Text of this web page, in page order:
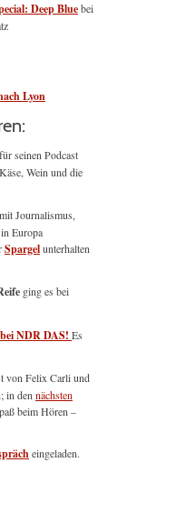
Deep Bluebei
Lyon
seinen Podcast
Wein und die
Journalismus,
Europa
Spargelunterhalten
ging es bei
NDR DAS! Es
von Felix Carli und
in den nächsten
beim Hören –
eingeladen.